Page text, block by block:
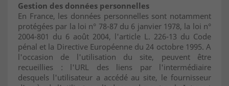
Gestion des données personnelles
En France, les données personnelles sont notamment
protégées par la loi n° 78-87 du 6 janvier 1978, la loi n°
2004-801 du 6 août 2004, l'article L. 226-13 du Code
pénal et la Directive Européenne du 24 octobre 1995. A
l'occasion de l'utilisation du site, peuvent être
recueillies : l'URL des liens par l'intermédiaire
desquels l'utilisateur a accédé au site, le fournisseur